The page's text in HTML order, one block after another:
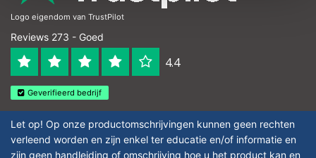
Logo eigendom van TrustPilot
Reviews 273 - Goed
4.4
Geverifieerd bedrijf
Let op! Op onze productomschrijvingen kunnen geen rechten
verleend worden en zijn enkel ter educatie en/of informatie en
zijn geen handleiding of omschrijving hoe u het product kan en